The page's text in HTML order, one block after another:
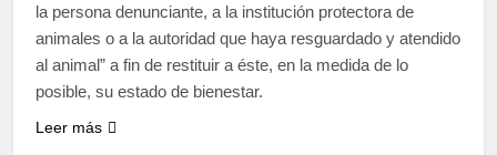
la persona denunciante, a la institución protectora de
animales o a la autoridad que haya resguardado y atendido
al animal” a fin de restituir a éste, en la medida de lo
posible, su estado de bienestar.
Leer más